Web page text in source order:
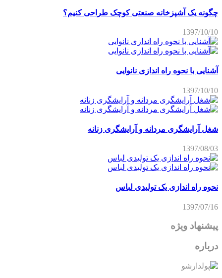
چگونه یک آشپزخانه صنعتی کوچک طراحی کنیم؟
1397/10/10
آشنایی با نحوه راه اندازی نانوایی
1397/10/10
شغل آرایشگری مردانه و آرایشگری زنانه
1397/08/03
نحوه راه اندازی یک تولیدی لباس
1397/07/16
پیشنهاد ویژه
درباره